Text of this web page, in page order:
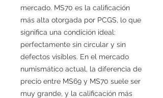
mercado. MS70 es la calificación
más alta otorgada por PCGS, lo que
significa una condición ideal:
perfectamente sin circular y sin
defectos visibles. En el mercado
numismático actual, la diferencia de
precio entre MS69 y MS70 suele ser
muy grande, y la calificación más